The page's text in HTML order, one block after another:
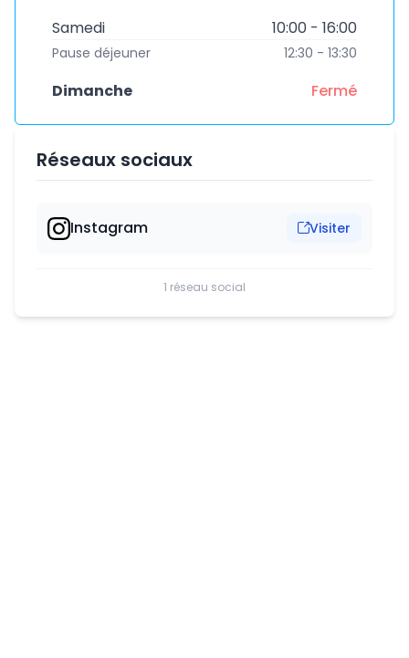
Samedi 10:00 - 16:00
Pause déjeuner 12:30 - 13:30
Dimanche Fermé
Réseaux sociaux
Instagram Visiter
1 réseau social